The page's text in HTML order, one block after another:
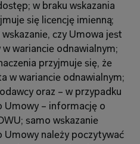
w braku wskazania
się licencję imienną;
czy Umowa jest
wariancie odnawialnym;
przyjmuje się, że
w wariancie odnawialnym;
oraz – w przypadku
Umowy – informację o
samo wskazanie
Umowy należy poczytywać